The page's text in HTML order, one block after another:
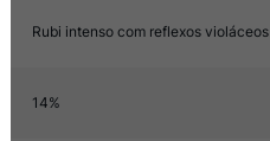
Rubi intenso com reflexos violáceos
14%